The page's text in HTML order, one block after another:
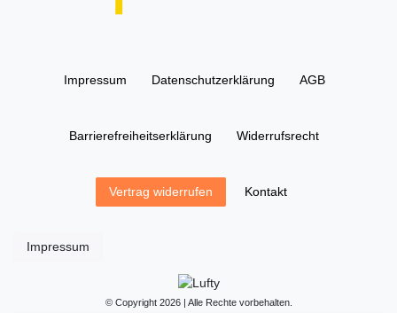
Impressum Daten­schutz­erklärung AGB
Barrierefreiheitserklärung Widerrufs­recht
Vertrag widerrufen Kontakt
Impressum
© Copyright 2026 | Alle Rechte vorbehalten.